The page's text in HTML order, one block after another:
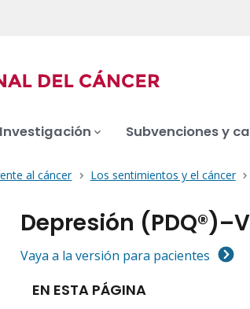
Investigación Subvenciones y
al cáncer Los sentimientos y el cáncer
Depresión
Vaya a la versión para pacientes
EN ESTA PÁGINA